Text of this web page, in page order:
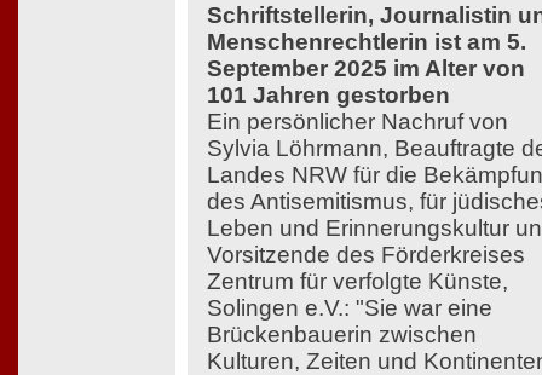
Schriftstellerin, Journalistin
Menschenrechtlerin ist am 5.
September 2025 im Alter von
101 Jahren gestorben
Ein persönlicher Nachruf von
Sylvia Löhrmann, Beauftragte
Landes NRW für die
des Antisemitismus, für
Leben und Erinnerungskultur
Vorsitzende des Förderkreises
Zentrum für verfolgte Künste,
Solingen e.V.: "Sie war eine
Brückenbauerin zwischen
Kulturen, Zeiten und